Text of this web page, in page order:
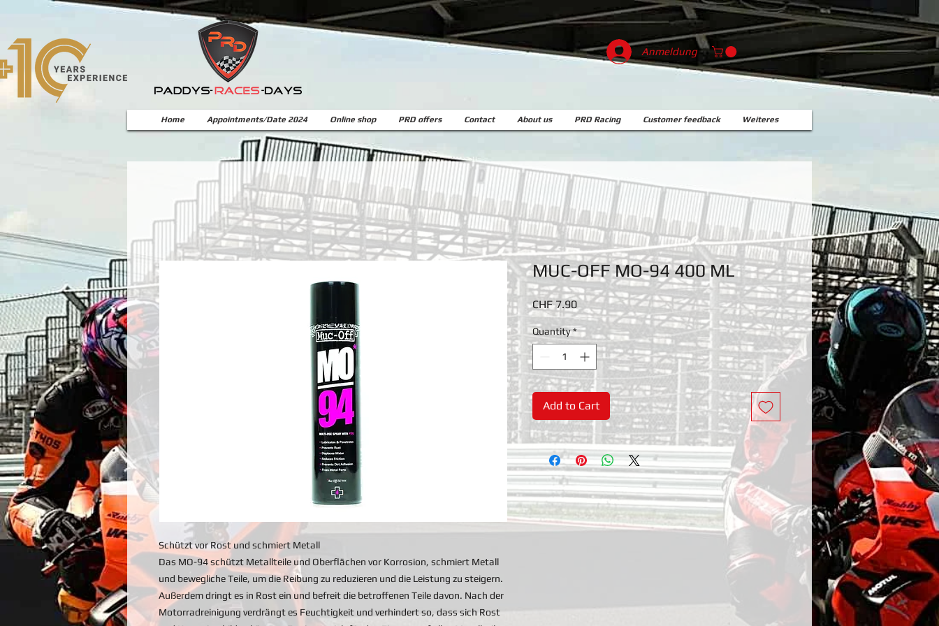
Anmeldung
Home Appointments/Date 2024 Online shop PRD offers Contact About us PRD Racing Customer feedback Weiteres
Schützt vor Rost und schmiert Metall
Das MO-94 schützt Metallteile und Oberflächen vor Korrosion, schmiert Metall
und bewegliche Teile, um die Reibung zu reduzieren und die Leistung zu steigern.
Außerdem dringt es in Rost ein und befreit die betroffenen Teile davon. Nach der
Motorradreinigung verdrängt es Feuchtigkeit und verhindert so, dass sich Rost
MUC-OFF MO-94 400 ML
CHF 7.90Price
Quantity *
Add to Cart